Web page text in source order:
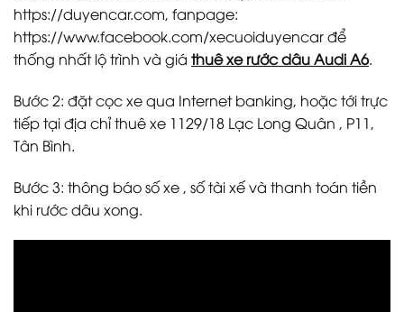
https://duyencar.com, fanpage:
https://www.facebook.com/xecuoiduyencarđể
thống nhất lộ trình và giá thuê xe rước dâu Audi A6.
Bước 2: đặt cọc xe qua Internet banking, hoặc tới trực
tiếp tại địa chỉ thuê xe 1129/18 Lạc Long Quân , P11,
Tân Bình.
Bước 3: thông báo số xe , số tài xế và thanh toán tiền
khi rước dâu xong.